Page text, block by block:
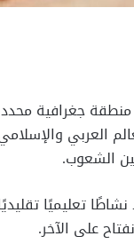
جغرافية
العربي
الشعوب.
نشاطًا تعليميًا
على الآخر.